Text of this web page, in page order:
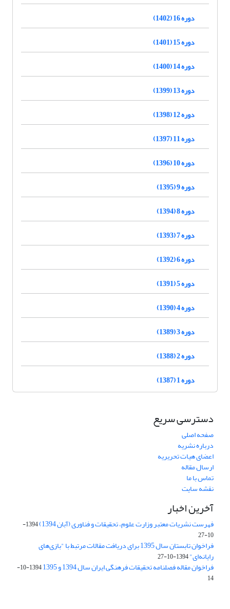
دوره 16 (1402)
دوره 15 (1401)
دوره 14 (1400)
دوره 13 (1399)
دوره 12 (1398)
دوره 11 (1397)
دوره 10 (1396)
دوره 9 (1395)
دوره 8 (1394)
دوره 7 (1393)
دوره 6 (1392)
دوره 5 (1391)
دوره 4 (1390)
دوره 3 (1389)
دوره 2 (1388)
دوره 1 (1387)
دسترسی سریع
صفحه اصلی
درباره نشریه
اعضای هیات تحریریه
ارسال مقاله
تماس با ما
نقشه سایت
آخرین اخبار
فهرست نشریات معتبر وزارت علوم، تحقیقات و فناوری (آبان 1394)
1394-
10-27
فراخوان تابستان سال 1395 برای دریافت مقالات مرتبط با "بازی‌های
رایانه‌ای"1394-10-27
فراخوان مقاله فصلنامه تحقیقات فرهنگی ایران سال 1394 و 1395
1394-10-
14